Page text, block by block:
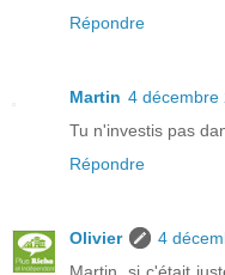
Répondre
Martin 4 décembre
Tu n'investis pas
Répondre
Olivier
4
Martin, si c'était